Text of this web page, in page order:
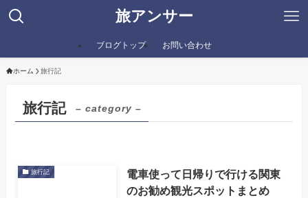
旅アンサー
ブログトップ お問い合わせ
ホーム 旅行記
旅行記 – category –
旅行記
電車使って日帰りで行ける関東
のお勧め観光スポットまとめ